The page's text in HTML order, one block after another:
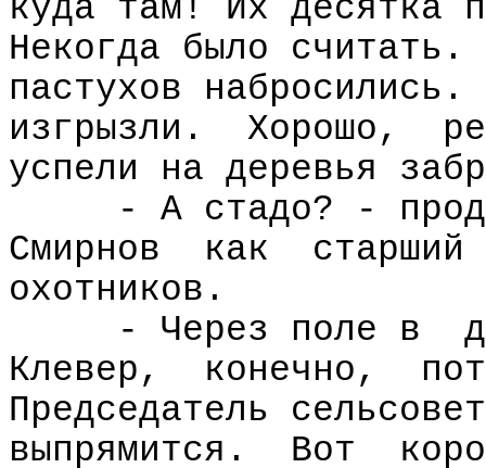
куда там! Их десятка
Некогда было считать.
пастухов набросились.
изгрызли.
Хорошо,
успели на деревья
- А стадо? -
Смирнов
как
старший
охотников.
- Через поле в
Клевер,
конечно,
Председатель
выпрямится.
Вот